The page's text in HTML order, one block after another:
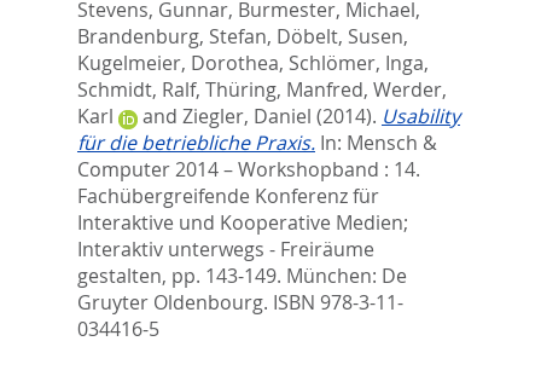
Stevens, Gunnar, Burmester, Michael,
Brandenburg, Stefan, Döbelt, Susen,
Kugelmeier, Dorothea, Schlömer, Inga,
Schmidt, Ralf, Thüring, Manfred, Werder,
Karl
and Ziegler, Daniel (2014). Usability
für die betriebliche Praxis. In: Mensch &
Computer 2014 – Workshopband : 14.
Fachübergreifende Konferenz für
Interaktive und Kooperative Medien;
Interaktiv unterwegs - Freiräume
gestalten, pp. 143-149. München: De
Gruyter Oldenbourg. ISBN 978-3-11-
034416-5